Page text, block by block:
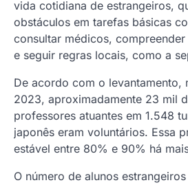
vida cotidiana de estrangeiros,
obstáculos em tarefas básicas
consultar médicos,
e seguir regras locais, como a
De acordo com o levantamento,
2023, aproximadamente 23 mil
professores atuantes em 1.548
japonês eram voluntários. Essa
estável entre 80% e 90% há
O número de alunos